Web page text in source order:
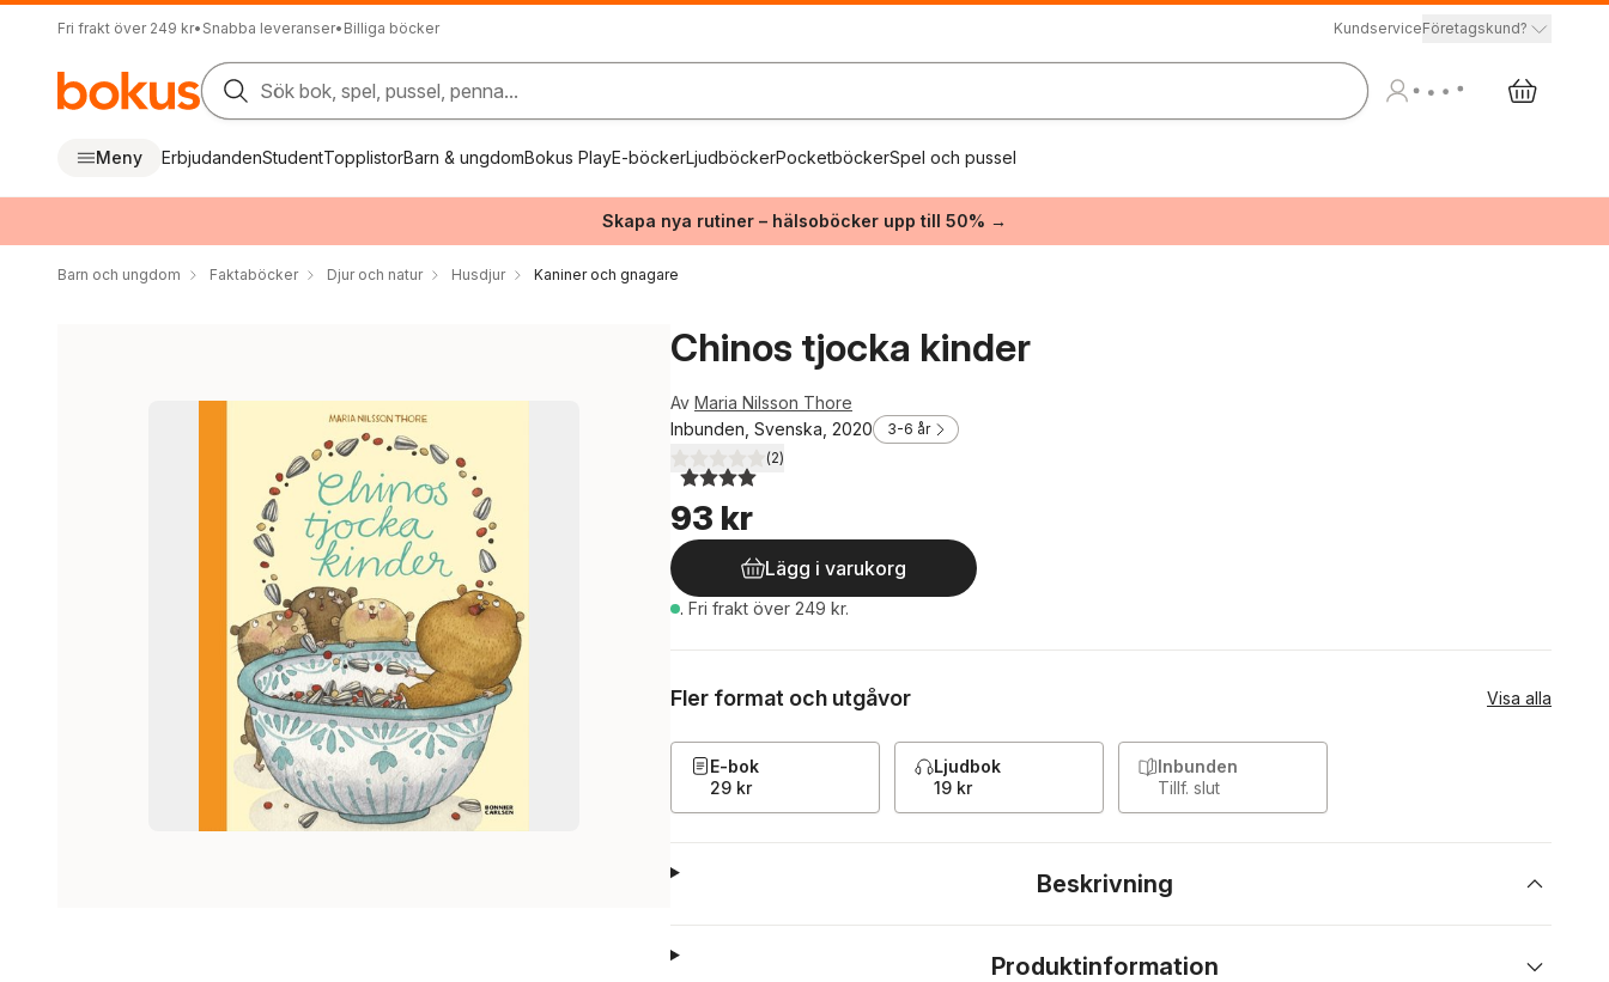
Fri frakt över 249 kr• Snabba leveranser• Billiga böcker KundserviceFöretagskund?
Sök bok, spel, pussel, penna...
Meny ErbjudandenStudentTopplistorBarn & ungdomBokus PlayE-böckerLjudböckerPocketböckerSpel och pussel
Skapa nya rutiner – hälsoböcker upp till 50% →
Barn och ungdom Faktaböcker Djur och natur Husdjur Kaniner och gnagare
Chinos tjocka kinder
Av Maria Nilsson Thore
Inbunden, Svenska, 2020
3-6 år
4,0utav 5 stjärnor. Totalt antal röster:
(2)
93 kr
Lägg i varukorg
. Fri frakt över 249 kr.
Fler format och utgåvor Visa alla
E-bok
29 kr
Ljudbok
19 kr
Inbunden
Tillf. slut
Beskrivning
Produktinformation